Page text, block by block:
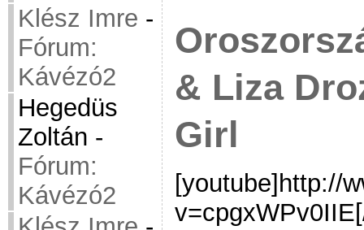
Klész Imre -
Fórum:
Kávézó2
Hegedüs
Zoltán -
Fórum:
Kávézó2
& Liza
Girl
[youtube]http://